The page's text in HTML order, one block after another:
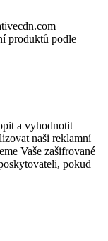
produktů podle
a vyhodnotit
naši reklamní
Vaše zašifrované
pokud